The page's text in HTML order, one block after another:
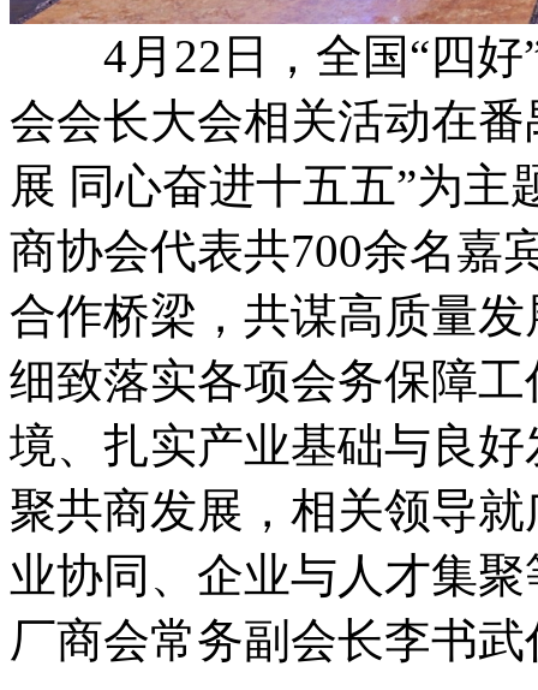
4月22日，全国“四好”
会会长大会相关活动在
展 同心奋进十五五”为
商协会代表共700余名嘉
合作桥梁，共谋高质量
细致落实各项会务保障
境、扎实产业基础与良
聚共商发展，相关领导
业协同、企业与人才集
厂商会常务副会长李书